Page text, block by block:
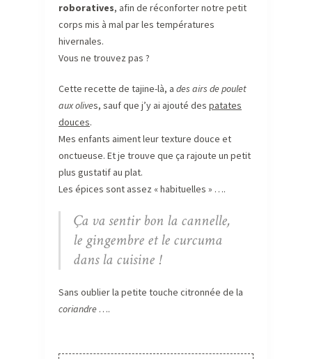
roboratives, afin de réconforter notre petit
corps mis à mal par les températures
hivernales.
Vous ne trouvez pas ?
Cette recette de tajine-là, a des airs de poulet
aux olives, sauf que j’y ai ajouté des patates
douces.
Mes enfants aiment leur texture douce et
onctueuse. Et je trouve que ça rajoute un petit
plus gustatif au plat.
Les épices sont assez « habituelles » ….
Ça va sentir bon la cannelle,
le gingembre et le curcuma
dans la cuisine !
Sans oublier la petite touche citronnée de la
coriandre ….